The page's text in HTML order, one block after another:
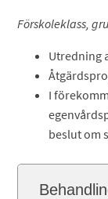
Förskoleklass,
Utredning
I
beslut om